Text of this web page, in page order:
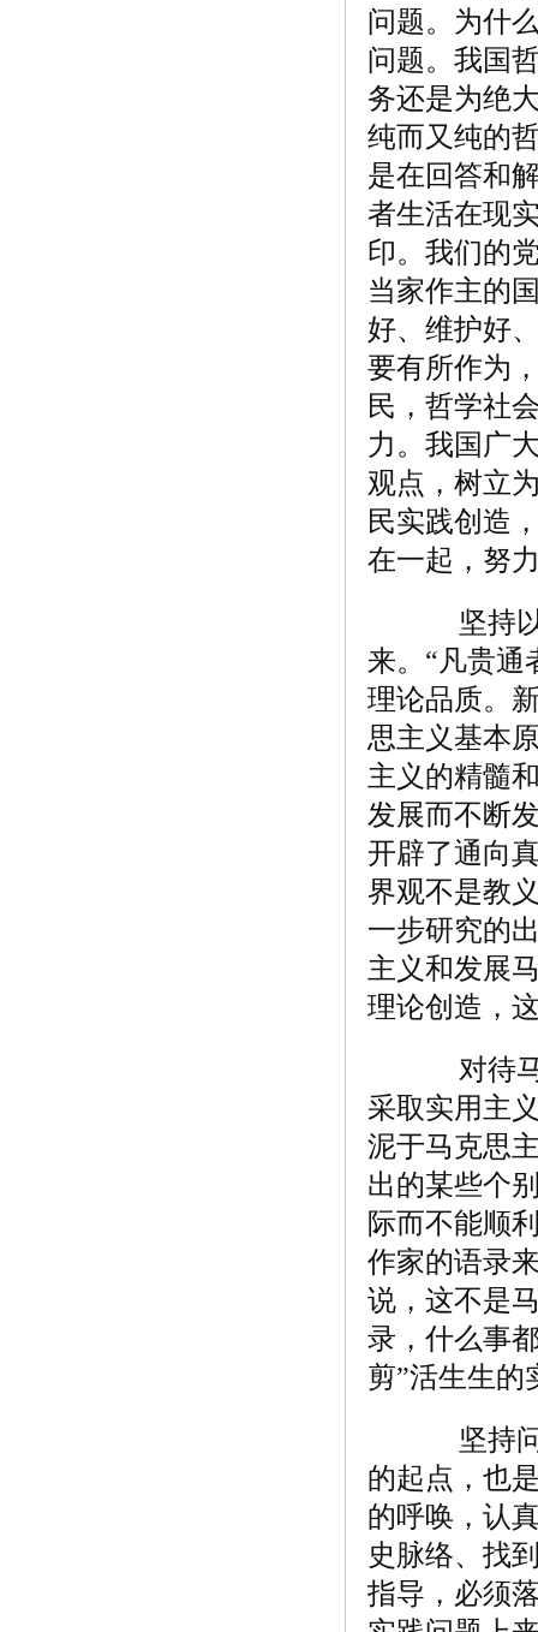
问题。为什
问题。我国
务还是为绝
纯而又纯的
是在回答和
者生活在现
印。我们的
当家作主的
好、维护好
要有所作为
民，哲学社
力。我国广
观点，树立
民实践创造
在一起，努
坚持以
来。“凡贵通
理论品质。
思主义基本
主义的精髓
发展而不断
开辟了通向
界观不是教
一步研究的
主义和发展
理论创造，
对待马
采取实用主
泥于马克思
出的某些个
际而不能顺
作家的语录
说，这不是
录，什么事
剪”活生生的
坚持问
的起点，也
的呼唤，认
史脉络、找
指导，必须